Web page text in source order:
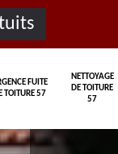
FUITE
TOITURE 57
NETTOYAGE
DE TOITURE
57